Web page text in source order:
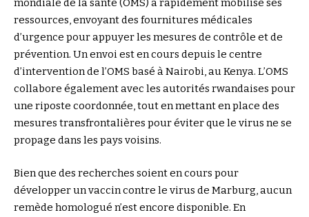
mondiale de la santé (OMS) a rapidement mobilisé ses
ressources, envoyant des fournitures médicales
d’urgence pour appuyer les mesures de contrôle et de
prévention. Un envoi est en cours depuis le centre
d’intervention de l’OMS basé à Nairobi, au Kenya. L’OMS
collabore également avec les autorités rwandaises pour
une riposte coordonnée, tout en mettant en place des
mesures transfrontalières pour éviter que le virus ne se
propage dans les pays voisins.
Bien que des recherches soient en cours pour
développer un vaccin contre le virus de Marburg, aucun
remède homologué n’est encore disponible. En